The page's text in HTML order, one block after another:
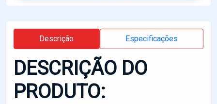
Descrição Especificações
DESCRIÇÃO DO
PRODUTO: